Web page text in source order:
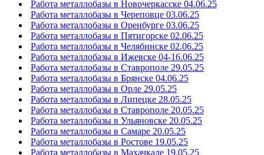
Работа металлобазы в Новочеркасске 04.06.25
Работа металлобазы в Череповце 03.06.25
Работа металлобазы в Оренбурге 03.06.25
Работа металлобазы в Пятигорске 02.06.25
Работа металлобазы в Челябинске 02.06.25
Работа металлобазы в Ижевске 04-16.06.25
Работа металлобазы в Ставрополе 29.05.25
Работа металлобазы в Брянске 04.06.25
Работа металлобазы в Орле 29.05.25
Работа металлобазы в Липецке 28.05.25
Работа металлобазы в Ставрополе 20.05.25
Работа металлобазы в Ульяновске 20.05.25
Работа металлобазы в Самаре 20.05.25
Работа металлобазы в Ростове 19.05.25
Работа металлобазы в Махачкале 19.05.25